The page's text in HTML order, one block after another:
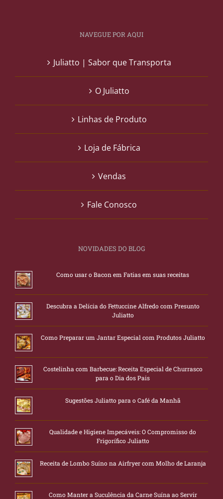
NAVEGUE POR AQUI
Juliatto | Sabor que Transporta
O Juliatto
Linhas de Produto
Loja de Fábrica
Vendas
Fale Conosco
NOVIDADES DO BLOG
Como usar o Bacon em Fatias em suas receitas
Descubra a Delícia do Fettuccine Alfredo com Presunto
Juliatto
Como Preparar um Jantar Especial com Produtos Juliatto
Costelinha com Barbecue: Receita Especial de Churrasco
para o Dia dos Pais
Sugestões Juliatto para o Café da Manhã
Qualidade e Higiene Impecáveis: O Compromisso do
Frigorífico Juliatto
Receita de Lombo Suíno na Airfryer com Molho de Laranja
Como Manter a Suculência da Carne Suína ao Servir